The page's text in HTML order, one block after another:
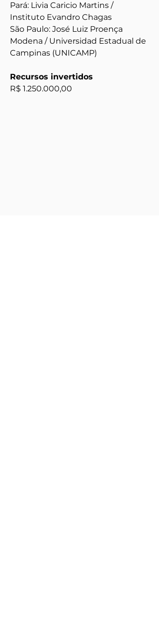
Pará: Livia Caricio Martins /
Instituto Evandro Chagas
São Paulo: José Luiz Proença
Modena / Universidad Estadual de
Campinas (UNICAMP)
Recursos invertidos
R$ 1.250.000,00